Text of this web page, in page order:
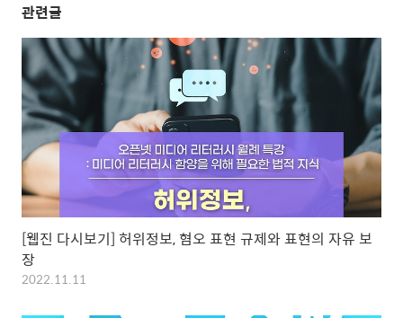
관련글
[웹진 다시보기] 허위정보, 혐오 표현 규제와 표현의 자유 보
장
2022.11.11